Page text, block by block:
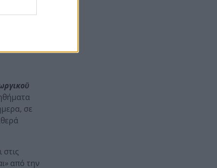
ῦ
σε
από την
20:00